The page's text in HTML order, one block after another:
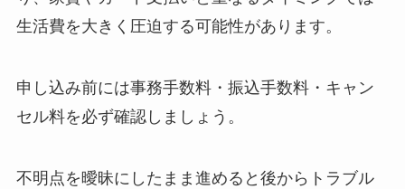
生活費を大きく圧迫する可能性があります。
申し込み前には事務手数料・振込手数料・キャン
セル料を必ず確認しましょう。
不明点を曖昧にしたまま進めると後からトラブル